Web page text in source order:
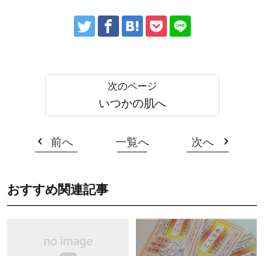
いつかの肌へ
前へ 一覧へ 次へ
おすすめ関連記事